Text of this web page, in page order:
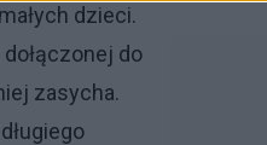
dzieci.
do
zasycha.